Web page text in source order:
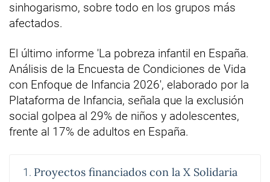
sinhogarismo, sobre todo en los grupos más
afectados.
El último informe 'La pobreza infantil en España.
Análisis de la Encuesta de Condiciones de Vida
con Enfoque de Infancia 2026', elaborado por la
Plataforma de Infancia, señala que la exclusión
social golpea al 29% de niños y adolescentes,
frente al 17% de adultos en España.
Proyectos financiados con la X Solidaria